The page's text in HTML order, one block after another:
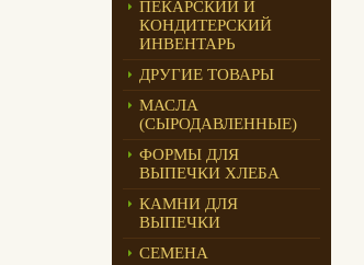
ПЕКАРСКИЙ И
КОНДИТЕРСКИЙ
ИНВЕНТАРЬ
ДРУГИЕ ТОВАРЫ
МАСЛА
(СЫРОДАВЛЕННЫЕ)
ФОРМЫ ДЛЯ
ВЫПЕЧКИ ХЛЕБА
КАМНИ ДЛЯ
ВЫПЕЧКИ
СЕМЕНА